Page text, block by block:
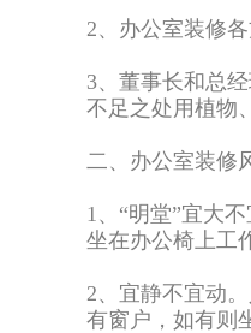
2、办公室装修
3、董事长和总
不足之处用植物
二、办公室装修
1、“明堂”宜大
坐在办公椅上工
2、宜静不宜动
有窗户，如有则